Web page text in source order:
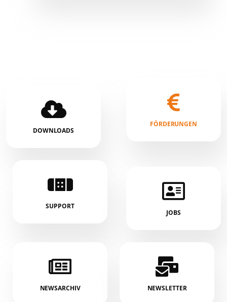
DOWNLOADS
FÖRDERUNGEN
SUPPORT
JOBS
NEWSARCHIV NEWSLETTER